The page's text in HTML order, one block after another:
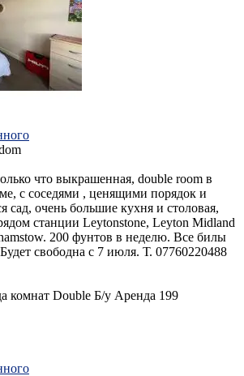
что выкрашенная, double room в
с соседями , ценящими порядок и
сад, очень большие кухня и столовая,
станции Leytonstone, Leyton Midland
200 фунтов в неделю. Все билы
свободна с 7 июля. Т. 07760220488
комнат Double Б/у Аренда 199